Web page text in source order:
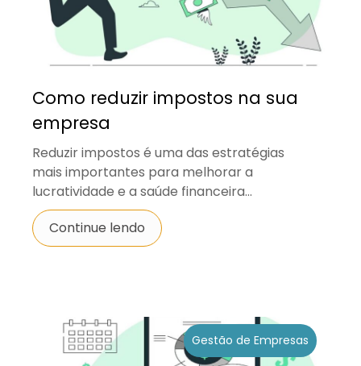
Como reduzir impostos na sua
empresa
Reduzir impostos é uma das estratégias
mais importantes para melhorar a
lucratividade e a saúde financeira...
Continue lendo
Gestão de Empresas